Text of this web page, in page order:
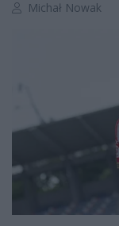
Autor artykułu:
Michał Nowak